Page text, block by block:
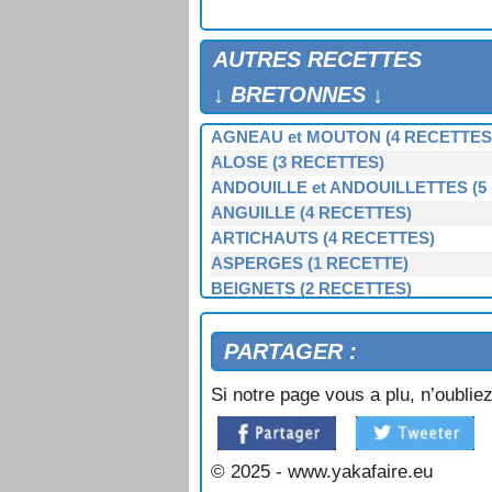
PIEUVRE A LA COCOTTE
PIEUVRE EN SALADE
RAMEQUINS DE FRUITS DE MER
SALADE DE HOMARD A LA
TIMBALE DE FRUITS DE MER
AUTRES RECETTES
↓ BRETONNES ↓
AGNEAU et MOUTON (4
ALOSE (3 RECETTES)
ANDOUILLE et ANDOUILLETTES (5
ANGUILLE (4 RECETTES)
ARTICHAUTS (4 RECETTES)
ASPERGES (1 RECETTE)
BEIGNETS (2 RECETTES)
BERNIQUE, PATELLE, BERNICLE
BIGORNEAUX (1 RECETTE)
BIGUENÉE (1 RECETTE)
BOEUF (3 RECETTES)
BOUDIN NOIR et BLANC (3
BOUILLIES (2 RECETTES)
BROCOLIS, CHOUX-VERTS (3
PARTAGER :
Si notre page vous a plu,
© 2025 - www.yakafaire.eu